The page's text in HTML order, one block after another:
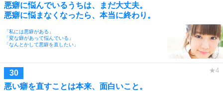
悪癖に悩んでいるうちは、まだ大丈夫。
悪癖に悩まなくなったら、本当に終わり。
「私には悪癖がある」
「変な癖があって悩んでいる」
「なんとかして悪癖を直したい」
悪い癖を直すことは本来、面白いこと。